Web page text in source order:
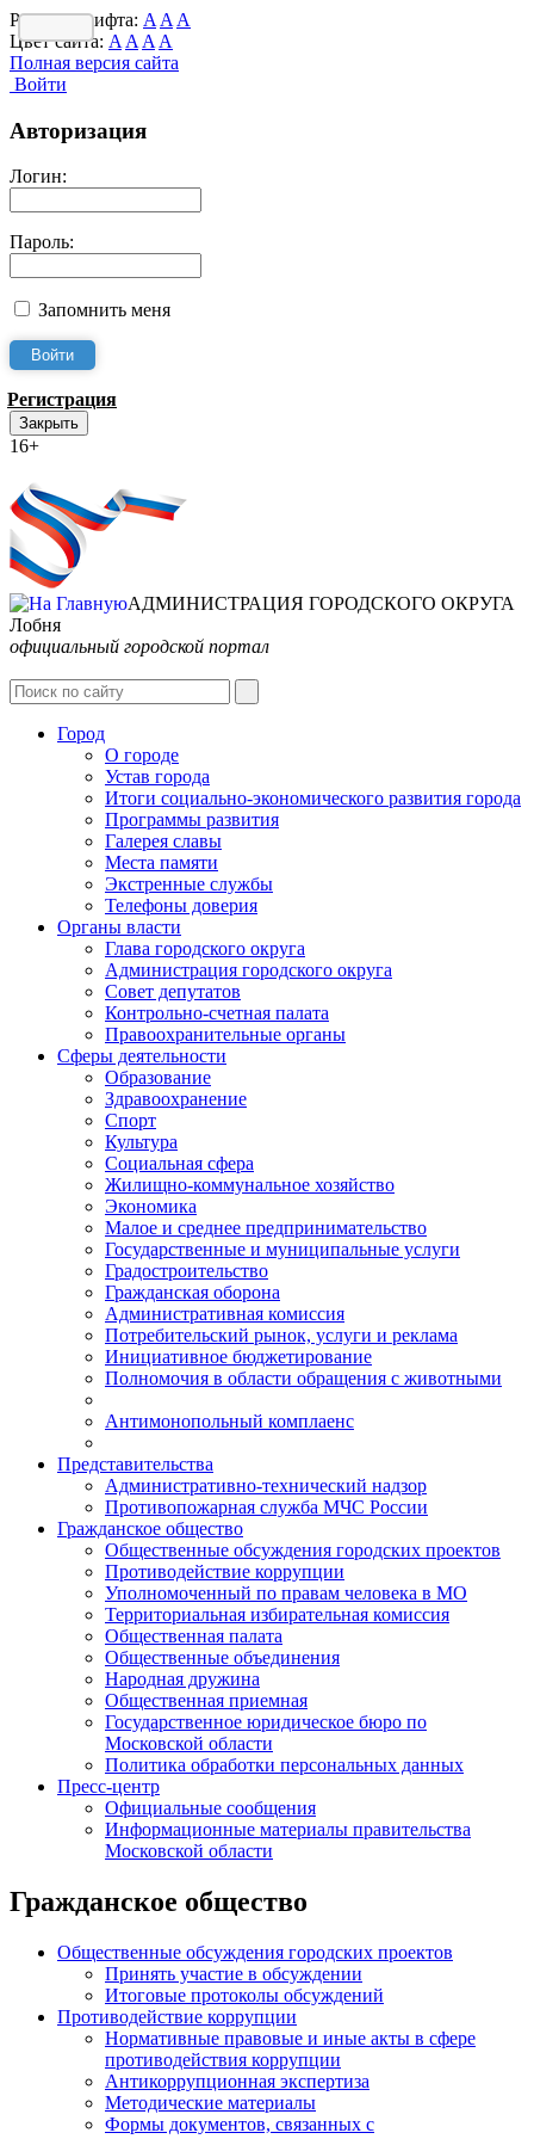
Размер шрифта: A A A
Цвет сайта: A A A A
Полная версия сайта
Войти
Авторизация
Логин:
Пароль:
Запомнить меня
Регистрация
Закрыть
16+
АДМИНИСТРАЦИЯ ГОРОДСКОГО ОКРУГА
Лобня
официальный городской портал
Город
О городе
Устав города
Итоги социально-экономического развития города
Программы развития
Галерея славы
Места памяти
Экстренные службы
Телефоны доверия
Органы власти
Глава городского округа
Администрация городcкого округа
Совет депутатов
Контрольно-счетная палата
Правоохранительные органы
Сферы деятельности
Образование
Здравоохранение
Спорт
Культура
Социальная сфера
Жилищно-коммунальное хозяйство
Экономика
Малое и среднее предпринимательство
Государственные и муниципальные услуги
Градостроительство
Гражданская оборона
Административная комиссия
Потребительский рынок, услуги и реклама
Инициативное бюджетирование
Полномочия в области обращения с животными
Антимонопольный комплаенс
Представительства
Административно-технический надзор
Противопожарная служба МЧС России
Гражданское общество
Общественные обсуждения городских проектов
Противодействие коррупции
Уполномоченный по правам человека в МО
Территориальная избирательная комиссия
Общественная палата
Общественные объединения
Народная дружина
Общественная приемная
Государственное юридическое бюро по
Московской области
Политика обработки персональных данных
Пресс-центр
Официальные сообщения
Информационные материалы правительства
Московской области
Гражданское общество
Общественные обсуждения городских проектов
Принять участие в обсуждении
Итоговые протоколы обсуждений
Противодействие коррупции
Нормативные правовые и иные акты в сфере
противодействия коррупции
Антикоррупционная экспертиза
Методические материалы
Формы документов, связанных с